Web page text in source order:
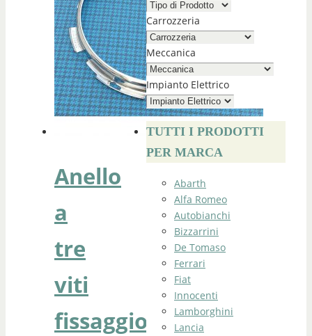
Anello
a
tre
viti
fissaggio
Carrozzeria
Meccanica
Impianto Elettrico
TUTTI I PRODOTTI
PER MARCA
Abarth
Alfa Romeo
Autobianchi
Bizzarrini
De Tomaso
Ferrari
Fiat
Innocenti
Lamborghini
Lancia